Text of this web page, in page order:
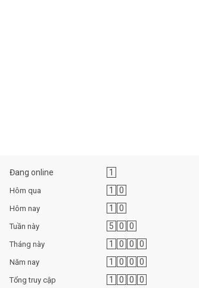
Đang online 1
Hôm qua 1 0
Hôm nay 1 0
Tuần này 5 0 0
Tháng này 1 0 0 0
Năm nay 1 0 0 0
Tổng truy cập 1 0 0 0